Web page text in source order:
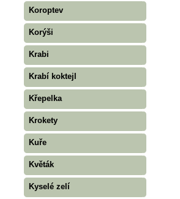
Koroptev
Korýši
Krabi
Krabí koktejl
Křepelka
Krokety
Kuře
Květák
Kyselé zelí